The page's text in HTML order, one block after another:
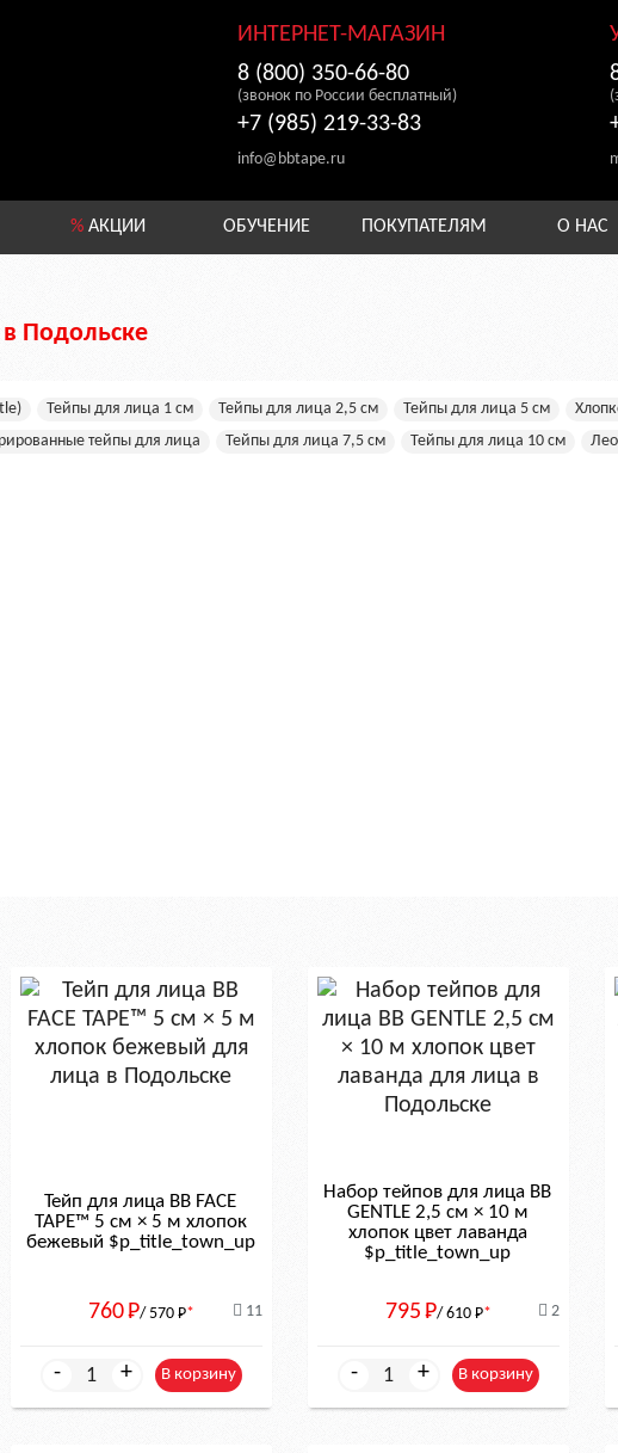
ИНТЕРНЕТ-МАГАЗИН
8 (800) 350-66-80
(звонок по России бесплатный)
+7 (985) 219-33-83
info@bbtape.ru
% АКЦИИ ОБУЧЕНИЕ ПОКУПАТЕЛЯМ О НАС
Подольске
Тейпы для лица 1 см Тейпы для лица 2,5 см Тейпы для лица 5 см
тейпы для лица Тейпы для лица 7,5 см Тейпы для лица 10 см
Тейп для лица BB FACE
TAPE™ 5 см × 5 м хлопок
бежевый $р_title_town_up
760Р/ 570 Р* 11
- + В корзину
Набор тейпов для лица BB
GENTLE 2,5 см × 10 м
хлопок цвет лаванда
$р_title_town_up
795 Р/ 610 Р* 2
- + В корзину